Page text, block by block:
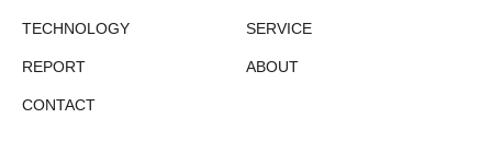
TECHNOLOGY SERVICE
REPORT ABOUT
CONTACT